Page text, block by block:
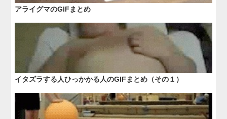
アライグマのGIFまとめ
イタズラする人ひっかかる人のGIFまとめ（その１）